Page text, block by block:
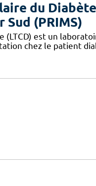
du
(PRIMS)
est un
chez le patient